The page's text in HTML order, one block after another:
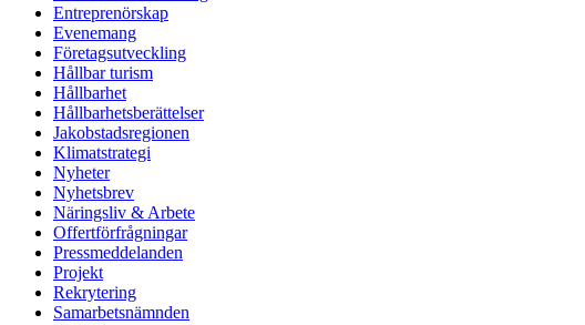
Entreprenörskap
Evenemang
Företagsutveckling
Hållbar turism
Hållbarhet
Hållbarhetsberättelser
Jakobstadsregionen
Klimatstrategi
Nyheter
Nyhetsbrev
Näringsliv & Arbete
Offertförfrågningar
Pressmeddelanden
Projekt
Rekrytering
Samarbetsnämnden